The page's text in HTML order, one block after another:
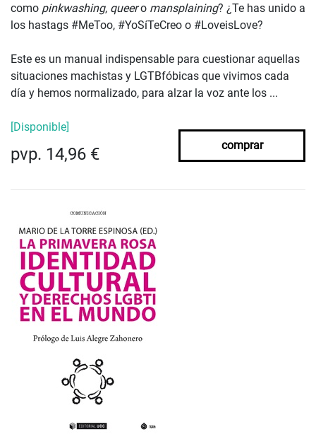
como pinkwashing, queero mansplaining? ¿Te has unido a
los hastags #MeToo, #YoSíTeCreo o #LoveisLove?
Este es un manual indispensable para cuestionar aquellas
situaciones machistas y LGTBfóbicas que vivimos cada
día y hemos normalizado, para alzar la voz ante los ...
[Disponible]
pvp. 14,96 € comprar